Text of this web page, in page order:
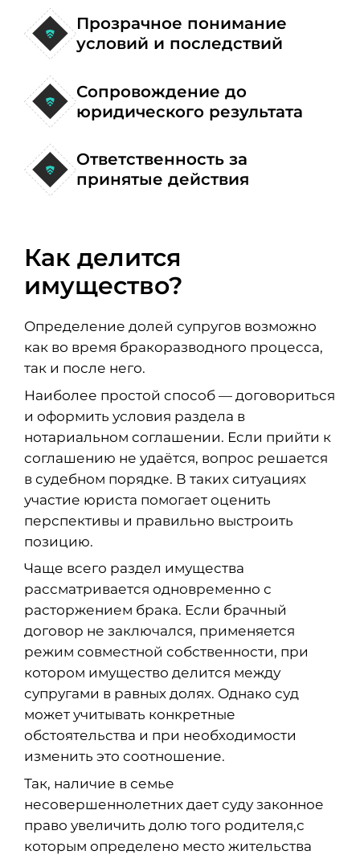
Прозрачное понимание
условий и последствий
Сопровождение до
юридического результата
Ответственность за
принятые действия
Как делится
имущество?
Определение долей супругов возможно
как во время бракоразводного процесса,
так и после него.
Наиболее простой способ — договориться
и оформить условия раздела в
нотариальном соглашении. Если прийти к
соглашению не удаётся, вопрос решается
в судебном порядке. В таких ситуациях
участие юриста помогает оценить
перспективы и правильно выстроить
позицию.
Чаще всего раздел имущества
рассматривается одновременно с
расторжением брака. Если брачный
договор не заключался, применяется
режим совместной собственности, при
котором имущество делится между
супругами в равных долях. Однако суд
может учитывать конкретные
обстоятельства и при необходимости
изменить это соотношение.
Так, наличие в семье
несовершеннолетних дает суду законное
право увеличить долю того родителя,с
которым определено место жительства